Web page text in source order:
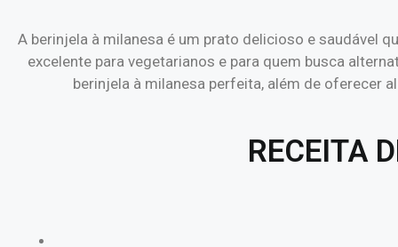
A berinjela à milanesa é um prato delicioso e saudável
excelente para vegetarianos e para quem busca
berinjela à milanesa perfeita, além de oferecer
RECEITA